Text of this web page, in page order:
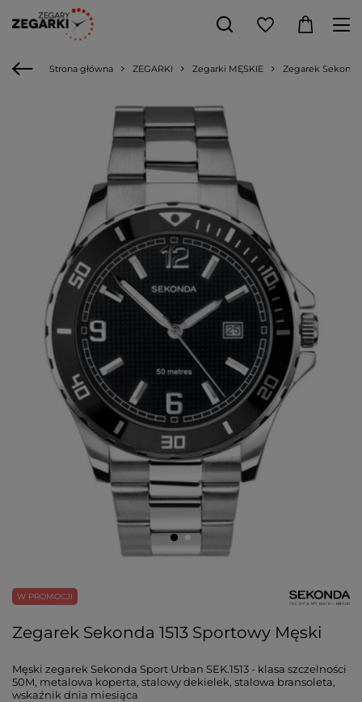
Strona główna ZEGARKI Zegarki MĘSKIE Zegarek
W PROMOCJI
Zegarek Sekonda 1513 Sportowy Męski
Męski zegarek Sekonda Sport Urban SEK.1513 - klasa szczelności
50M, metalowa koperta, stalowy dekielek, stalowa bransoleta,
wskaźnik dnia miesiąca